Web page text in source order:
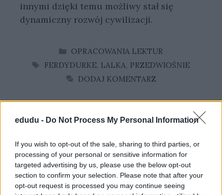
edudu - Do Not Process My Personal Information
If you wish to opt-out of the sale, sharing to third parties, or
processing of your personal or sensitive information for
targeted advertising by us, please use the below opt-out
section to confirm your selection. Please note that after your
opt-out request is processed you may continue seeing
innymi dzięki temu możliwy stał się
dynamiczny rozwój cywilizacji.
KATEGORIE
OPRACOWANIA LEKTUR
TAGI
FERDYDURKE, LALKA, PRZEDWIOŚNIE
DODAJ KOMENTARZ